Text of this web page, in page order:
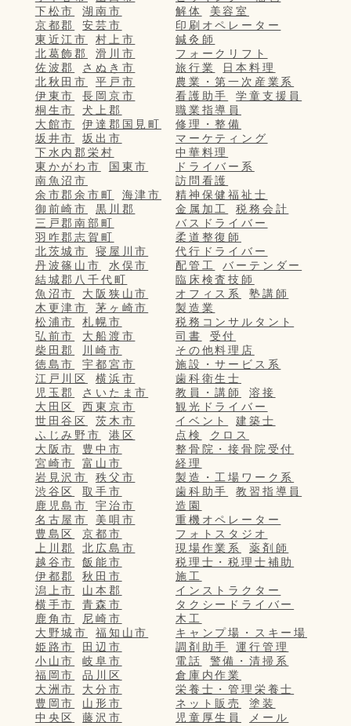
下松市
湖南市
京都郡
安芸市
東近江市
村上市
北葛飾郡
滑川市
佐波郡
さぬき市
北秋田市
平戸市
伊東市
長岡京市
桐生市
犬上郡
大館市
伊達郡国見町
坂井市
坂出市
下水内郡栄村
東かがわ市
国東市
南魚沼市
余市郡余市町
海津市
御前崎市
黒川郡
三戸郡南部町
羽咋郡志賀町
北茨城市
寝屋川市
丹波篠山市
水俣市
結城郡八千代町
魚沼市
大阪狭山市
木更津市
茅ヶ崎市
松浦市
札幌市
弘前市
大船渡市
柴田郡
川崎市
徳島市
宇都宮市
江戸川区
横浜市
児玉郡
さいたま市
大田区
西東京市
世田谷区
茨木市
ふじみ野市
港区
大阪市
豊中市
宮崎市
富山市
岩見沢市
秩父市
渋谷区
取手市
鹿児島市
宇治市
名古屋市
美唄市
豊島区
京都市
上川郡
北広島市
越谷市
飯能市
伊都郡
秋田市
潟上市
山本郡
横手市
青森市
鹿角市
尼崎市
大野城市
福知山市
姫路市
田辺市
小山市
岐阜市
福岡市
品川区
大洲市
大分市
豊岡市
山形市
中央区
藤沢市
解体
美容室
印刷オペレーター
鍼灸師
フォークリフト
旅行業
日本料理
農業・第一次産業系
看護助手
学童支援員
職業指導員
修理・整備
マーケティング
中華料理
ドライバー系
訪問看護
精神保健福祉士
金属加工
税務会計
バスドライバー
柔道整復師
代行ドライバー
配管工
バーテンダー
臨床検査技師
オフィス系
塾講師
製造業
税務コンサルタント
司書
受付
その他料理店
施設・サービス系
歯科衛生士
教員・講師
溶接
観光ドライバー
イベント
建築士
点検
クロス
整骨院・接骨院受付
経理
製造・工場ワーク系
歯科助手
教習指導員
造園
重機オペレーター
フォトスタジオ
現場作業系
薬剤師
税理士・税理士補助
施工
インストラクター
タクシードライバー
木工
キャンプ場・スキー場
調剤助手
運行管理
電話
警備・清掃系
倉庫内作業
栄養士・管理栄養士
ネット販売
塗装
児童厚生員
メール